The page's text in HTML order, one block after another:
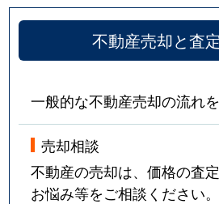
不動産売却と査
一般的な不動産売却の流れを
売却相談
不動産の売却は、価格の査
お悩み等をご相談ください。